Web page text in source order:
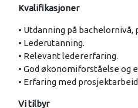
Kvalifikasjoner
• Utdanning på
• Lederutanning.
• Relevant ledererfaring.
• God økonomiforståelse og
• Erfaring med
Vi tilbyr